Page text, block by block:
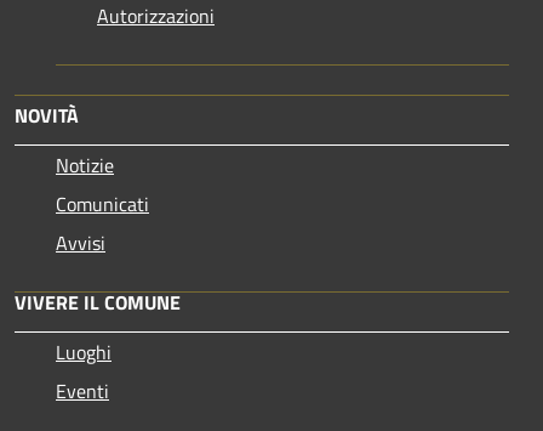
Autorizzazioni
NOVITÀ
Notizie
Comunicati
Avvisi
VIVERE IL COMUNE
Luoghi
Eventi